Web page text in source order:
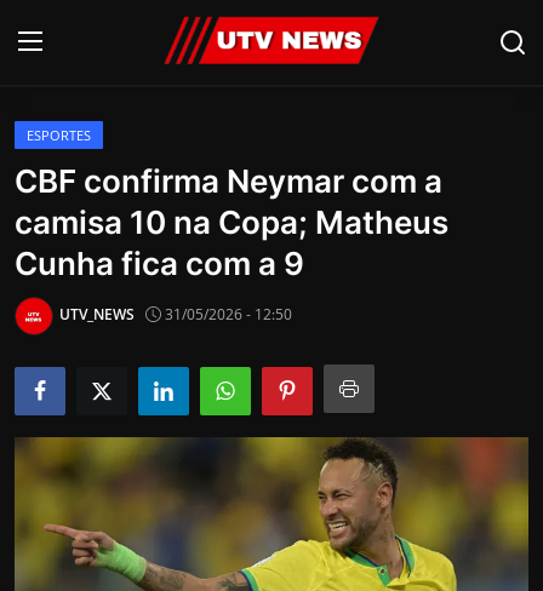
AO VIVO
PIRACICABA
CAMPINAS
LIMEIRA
ESPIRITO SANTO
Economia
Internacional
ESPORTES
CBF confirma Neymar com a
camisa 10 na Copa; Matheus
Cunha fica com a 9
UTV_NEWS 31/05/2026 - 12:50